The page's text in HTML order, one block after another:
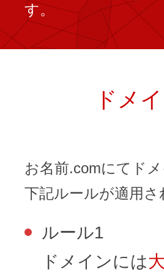
登録情報変更
ドメインの登録/
料金一覧
.jpドメインバ
.com/.netドメ
中古ドメイン
AIホームページ
必要なのはアイデ
AIホームペー
WordPressテー
お持ちのドメインを
ドメイン売買
DNS管理サービ
不要になったドメ
あんしん廃止
お名前.com
サーバー設定のご案
す。
ドメ
お名前.comにてド
下記ルールが適用さ
ルール1
ドメインには